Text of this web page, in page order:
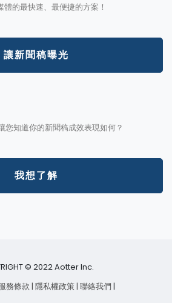
的最快速、最便捷的方案！
讓新聞稿曝光
知道你的新聞稿成效表現如何？
我想了解
© 2022 Aotter Inc.
務條款 | 隱私權政策| 聯絡我們 |